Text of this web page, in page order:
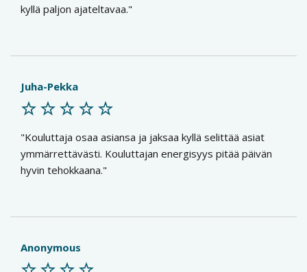
kyllä paljon ajateltavaa.
Juha-Pekka
Kouluttaja osaa asiansa ja jaksaa kyllä selittää asiat
ymmärrettävästi. Kouluttajan energisyys pitää päivän
hyvin tehokkaana.
Anonymous